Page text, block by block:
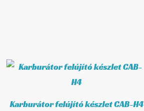
Karburátor felújító készlet CAB-H4